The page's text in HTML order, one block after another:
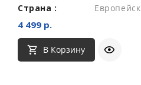
Страна :
4 499 р.
В Корзину